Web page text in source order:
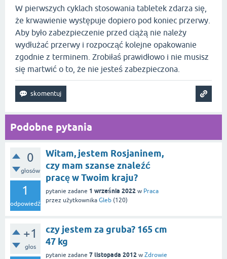
W pierwszych cyklach stosowania tabletek zdarza się,
że krwawienie występuje dopiero pod koniec przerwy.
Aby było zabezpieczenie przed ciążą nie należy
wydłużać przerwy i rozpocząć kolejne opakowanie
zgodnie z terminem. Zrobiłaś prawidłowo i nie musisz
się martwić o to, że nie jesteś zabezpieczona.
Podobne pytania
0
głosów
1
odpowiedź
Witam, jestem Rosjaninem,
czy mam szanse znaleźć
pracę w Twoim kraju?
pytanie zadane 1 września 2022 w Praca
przez użytkownika Gleb (120)
+1
głos
czy jestem za gruba? 165 cm
47 kg
pytanie zadane 7 listopada 2012 w Zdrowie